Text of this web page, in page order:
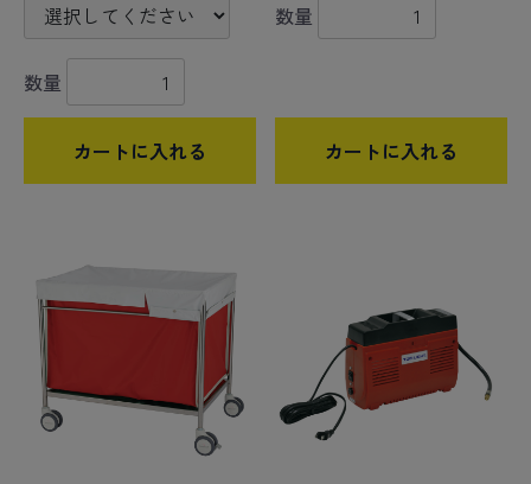
数量
カートに入れる
数量
カートに入れる